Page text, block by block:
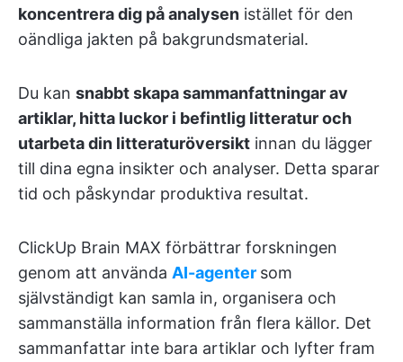
koncentrera dig på analysen istället för den
oändliga jakten på bakgrundsmaterial.
Du kan snabbt skapa sammanfattningar av
artiklar, hitta luckor i befintlig litteratur och
utarbeta din litteraturöversikt innan du lägger
till dina egna insikter och analyser. Detta sparar
tid och påskyndar produktiva resultat.
ClickUp Brain MAX förbättrar forskningen
genom att använda AI-agenter som
självständigt kan samla in, organisera och
sammanställa information från flera källor. Det
sammanfattar inte bara artiklar och lyfter fram